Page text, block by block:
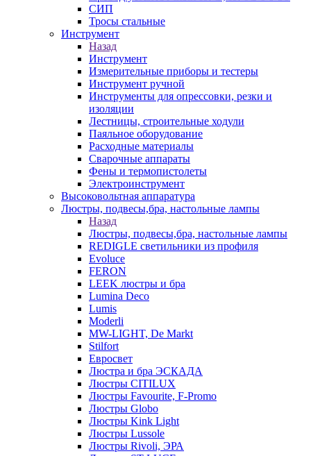
СИП
Тросы стальные
Инструмент
Назад
Инструмент
Измерительные приборы и тестеры
Инструмент ручной
Инструменты для опрессовки, резки и
изоляции
Лестницы, строительные ходули
Паяльное оборудование
Расходные материалы
Сварочные аппараты
Фены и термопистолеты
Электроинструмент
Высоковольтная аппаратура
Люстры, подвесы,бра, настольные лампы
Назад
Люстры, подвесы,бра, настольные лампы
REDIGLE светильники из профиля
Evoluce
FERON
LEEK люстры и бра
Lumina Deco
Lumis
Moderli
MW-LIGHT, De Markt
Stilfort
Евросвет
Люстра и бра ЭСКАДА
Люстры CITILUX
Люстры Favourite, F-Promo
Люстры Globo
Люстры Kink Light
Люстры Lussole
Люстры Rivoli, ЭРА